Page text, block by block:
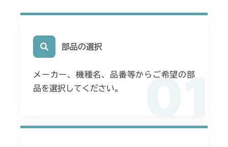
01
部品の選択
メーカー、機種名、品番等からご希望の部
品を選択してください。